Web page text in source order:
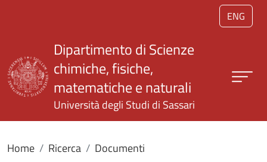
Salta al contenuto principale
ENG
Dipartimento di Scienze
chimiche, fisiche,
matematiche e naturali
Università degli Studi di Sassari
Home Ricerca Documenti